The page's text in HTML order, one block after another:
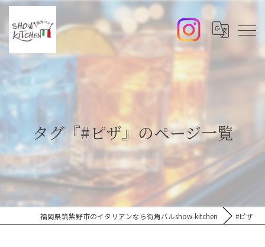
タグ『#ピザ』のページ一覧
福岡県筑紫野市のイタリアンなら街角バルshow-kitchen #ピザ